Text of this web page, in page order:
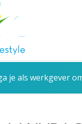
je als werkgever